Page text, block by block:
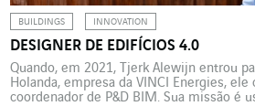
BUILDINGS INNOVATION
DESIGNER DE EDIFÍCIOS 4.0
Quando, em 2021, Tjerk Alewijn entrou
Holanda, empresa da VINCI Energies,
coordenador de P&D BIM. Sua missão é